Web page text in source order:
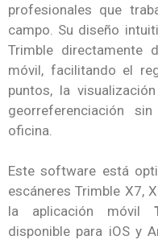
profesionales que
campo. Su diseño
Trimble directamente
móvil, facilitando el
puntos, la
georreferenciación
oficina.
Este software está
escáneres Trimble X7,
la aplicación móvil
disponible para iOS y